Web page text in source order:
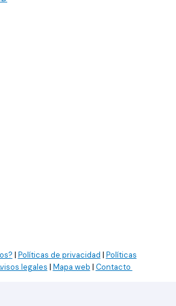
| Políticas de privacidad | Políticas
legales | Mapa web | Contacto